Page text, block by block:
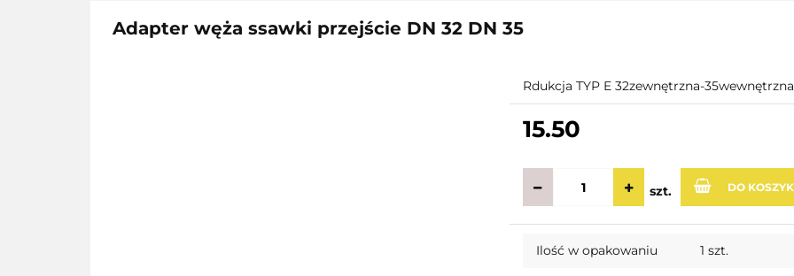
Adapter węża ssawki przejście DN 32 DN 35
Rdukcja TYP E 32zewnętrzna-35wewnętrzna
15.50
szt. DO
Ilość w opakowaniu 1 szt.